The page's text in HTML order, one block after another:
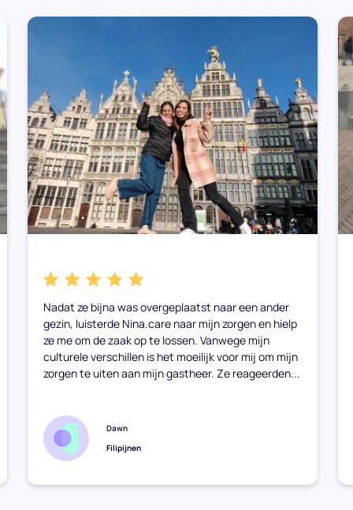
Nadat ze bijna was overgeplaatst naar een ander
gezin, luisterde Nina.care naar mijn zorgen en hielp
ze me om de zaak op te lossen. Vanwege mijn
culturele verschillen is het moeilijk voor mij om mijn
zorgen te uiten aan mijn gastheer. Ze reageerden...
Dawn
Filipijnen